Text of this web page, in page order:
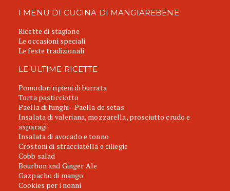
I MENU DI CUCINA DI MANGIAREBENE
Ricette di stagione
Le occasioni speciali
Le feste tradizionali
LE ULTIME RICETTE
Pomodori ripieni di burrata
Torta pasticciotto
Paella di funghi - Paella de setas
Insalata di valeriana, mozzarella, prosciutto crudo e
asparagi
Insalata di avocado e tonno
Crostoni di stracciatella e ciliegie
Cobb salad
Bourbon and Ginger Ale
Gazpacho di mango
Cookies per i nonni